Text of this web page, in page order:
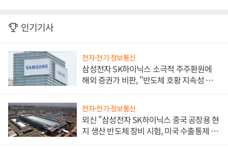
인기기사
전자·전기·정보통신
삼성전자 SK하이닉스 소극적 주주환원에
해외 증권가 비판, "반도체 호황 지속성 의
전자·전기·정보통신
외신 "삼성전자 SK하이닉스 중국 공장용 현
지 생산 반도체 장비 시험, 미국 수출통제 대